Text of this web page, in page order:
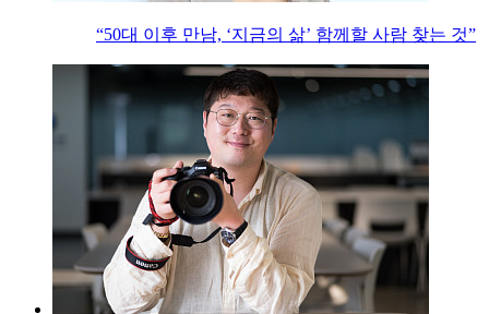
“50대 이후 만남, ‘지금의 삶’ 함께할 사람 찾는 것”